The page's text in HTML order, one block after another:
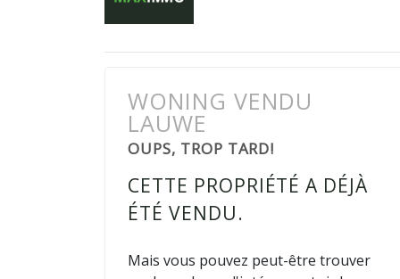
WONING VENDU
LAUWE
OUPS, TROP TARD!
CETTE PROPRIÉTÉ A DÉJÀ
ÉTÉ VENDU.
Mais vous pouvez peut-être trouver